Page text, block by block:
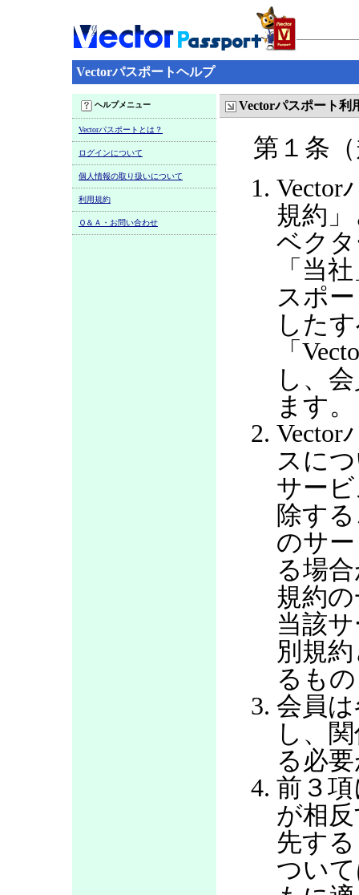
Vectorパスポートヘルプ
ヘルプメニュー
Vectorパスポートとは？
ログインについて
個人情報の取り扱いについて
利用規約
Ｑ＆Ａ・お問い合わせ
Vectorパスポート利
第１条
Vector
規約
ベク
「当
スポ
した
「
し、
ます。
Vector
スに
サー
除す
のサ
る場
規約
当該
別規
るも
会員
し、
る必
前３
が相
先す
つい